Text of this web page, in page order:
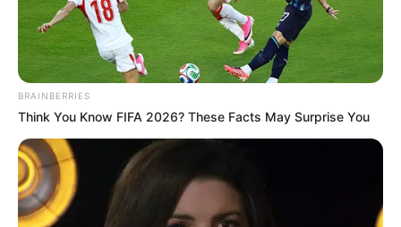
BRAINBERRIES
Think You Know FIFA 2026? These Facts May Surprise You